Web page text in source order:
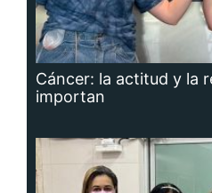
Cáncer: la actitud y la
importan